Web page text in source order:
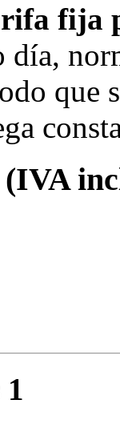
fija
día,
que
(IVA